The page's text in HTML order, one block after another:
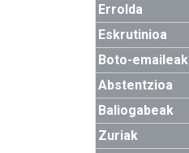
Errolda
Eskrutinioa
Boto-emaileak
Abstentzioa
Baliogabeak
Zuriak